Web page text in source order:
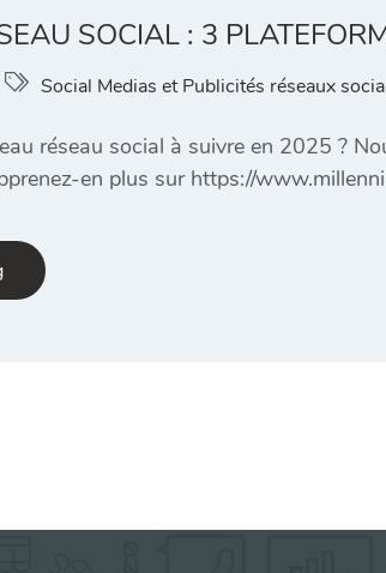
SOCIAL : 3
Social Medias et Publicités réseaux
réseau social à suivre en 2025 ?
en plus sur https://